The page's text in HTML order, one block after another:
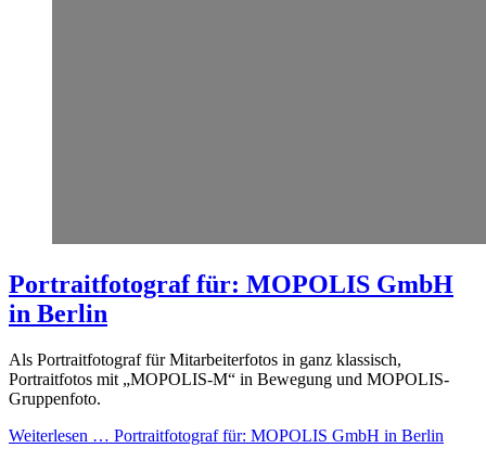
Portraitfotograf für: MOPOLIS GmbH
in Berlin
Als Portraitfotograf für Mitarbeiterfotos in ganz klassisch,
Portraitfotos mit „MOPOLIS-M“ in Bewegung und MOPOLIS-
Gruppenfoto.
Weiterlesen … Portraitfotograf für: MOPOLIS GmbH in Berlin